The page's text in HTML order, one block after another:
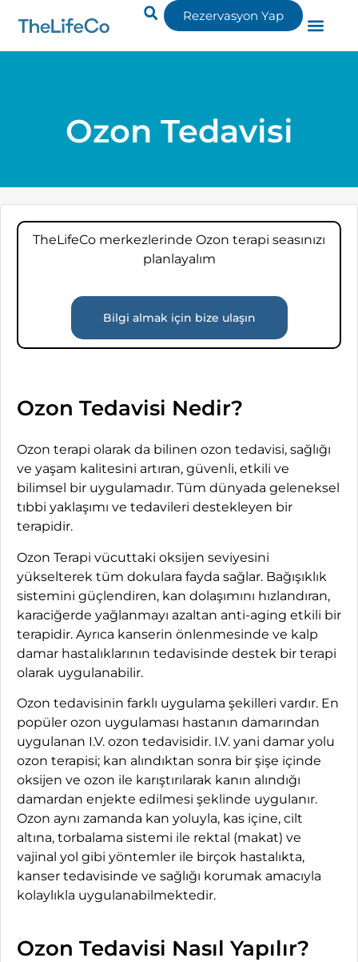
Rezervasyon Yap
Ozon Tedavisi
TheLifeCo merkezlerinde Ozon terapi seasınızı
planlayalım
Bilgi almak için bize ulaşın
Ozon Tedavisi Nedir?
Ozon terapi olarak da bilinen ozon tedavisi, sağlığı
ve yaşam kalitesini artıran, güvenli, etkili ve
bilimsel bir uygulamadır. Tüm dünyada geleneksel
tıbbi yaklaşımı ve tedavileri destekleyen bir
terapidir.
Ozon Terapi vücuttaki oksijen seviyesini
yükselterek tüm dokulara fayda sağlar. Bağışıklık
sistemini güçlendiren, kan dolaşımını hızlandıran,
karaciğerde yağlanmayı azaltan anti-aging etkili bir
terapidir. Ayrıca kanserin önlenmesinde ve kalp
damar hastalıklarının tedavisinde destek bir terapi
olarak uygulanabilir.
Ozon tedavisinin farklı uygulama şekilleri vardır. En
popüler ozon uygulaması hastanın damarından
uygulanan I.V. ozon tedavisidir. I.V. yani damar yolu
ozon terapisi; kan alındıktan sonra bir şişe içinde
oksijen ve ozon ile karıştırılarak kanın alındığı
damardan enjekte edilmesi şeklinde uygulanır.
Ozon aynı zamanda kan yoluyla, kas içine, cilt
altına, torbalama sistemi ile rektal (makat) ve
vajinal yol gibi yöntemler ile birçok hastalıkta,
kanser tedavisinde ve sağlığı korumak amacıyla
kolaylıkla uygulanabilmektedir.
Ozon Tedavisi Nasıl Yapılır?